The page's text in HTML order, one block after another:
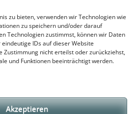
zu bieten, verwenden wir Technologien wie
zu speichern und/oder darauf
Technologien zustimmst, können wir Daten
IDs auf dieser Website
Zustimmung nicht erteilst oder zurückziehst,
und Funktionen beeinträchtigt werden.
Akzeptieren
Website !
2023
ich an einem „Cake
Handwerkstage